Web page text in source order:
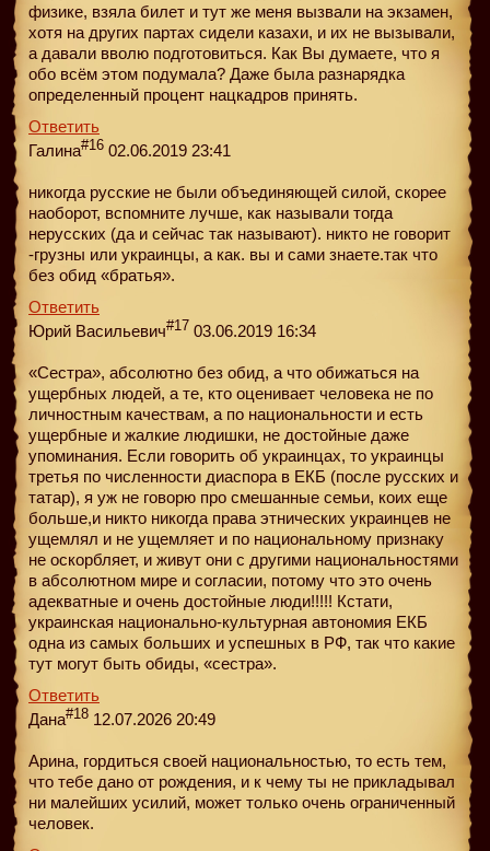
физике, взяла билет и тут же меня вызвали на экзамен,
хотя на других партах сидели казахи, и их не вызывали,
а давали вволю подготовиться. Как Вы думаете, что я
обо всём этом подумала? Даже была разнарядка
определенный процент нацкадров принять.
Ответить
Галина#16 02.06.2019 23:41
никогда русские не были объединяющей силой, скорее
наоборот, вспомните лучше, как называли тогда
нерусских (да и сейчас так называют). никто не говорит
-грузны или украинцы, а как. вы и сами знаете.так что
без обид «братья».
Ответить
Юрий Васильевич#17 03.06.2019 16:34
«Сестра», абсолютно без обид, а что обижаться на
ущербных людей, а те, кто оценивает человека не по
личностным качествам, а по национальности и есть
ущербные и жалкие людишки, не достойные даже
упоминания. Если говорить об украинцах, то украинцы
третья по численности диаспора в ЕКБ (после русских и
татар), я уж не говорю про смешанные семьи, коих еще
больше,и никто никогда права этнических украинцев не
ущемлял и не ущемляет и по национальному признаку
не оскорбляет, и живут они с другими национальностями
в абсолютном мире и согласии, потому что это очень
адекватные и очень достойные люди!!!!! Кстати,
украинская национально-культурная автономия ЕКБ
одна из самых больших и успешных в РФ, так что какие
тут могут быть обиды, «сестра».
Ответить
Дана#18 12.07.2026 20:49
Арина, гордиться своей национальностью, то есть тем,
что тебе дано от рождения, и к чему ты не прикладывал
ни малейших усилий, может только очень ограниченный
человек.